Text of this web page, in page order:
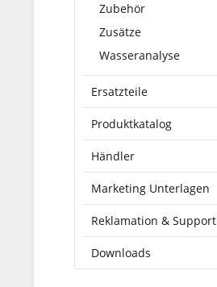
Zubehör
Zusätze
Wasseranalyse
Ersatzteile
Produktkatalog
Händler
Marketing Unterlagen
Reklamation & Support
Downloads